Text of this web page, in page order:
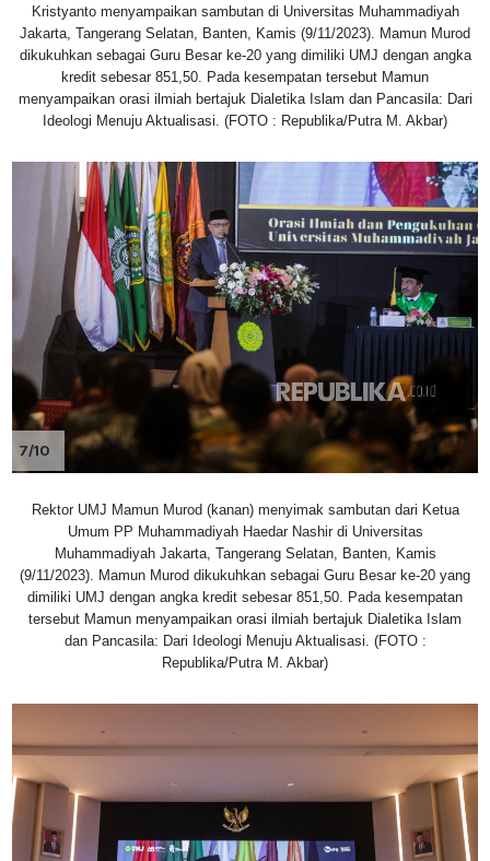
Kristyanto menyampaikan sambutan di Universitas Muhammadiyah
Jakarta, Tangerang Selatan, Banten, Kamis (9/11/2023). Mamun Murod
dikukuhkan sebagai Guru Besar ke-20 yang dimiliki UMJ dengan angka
kredit sebesar 851,50. Pada kesempatan tersebut Mamun
menyampaikan orasi ilmiah bertajuk Dialetika Islam dan Pancasila: Dari
Ideologi Menuju Aktualisasi. (FOTO : Republika/Putra M. Akbar)
7/10
Rektor UMJ Mamun Murod (kanan) menyimak sambutan dari Ketua
Umum PP Muhammadiyah Haedar Nashir di Universitas
Muhammadiyah Jakarta, Tangerang Selatan, Banten, Kamis
(9/11/2023). Mamun Murod dikukuhkan sebagai Guru Besar ke-20 yang
dimiliki UMJ dengan angka kredit sebesar 851,50. Pada kesempatan
tersebut Mamun menyampaikan orasi ilmiah bertajuk Dialetika Islam
dan Pancasila: Dari Ideologi Menuju Aktualisasi. (FOTO :
Republika/Putra M. Akbar)